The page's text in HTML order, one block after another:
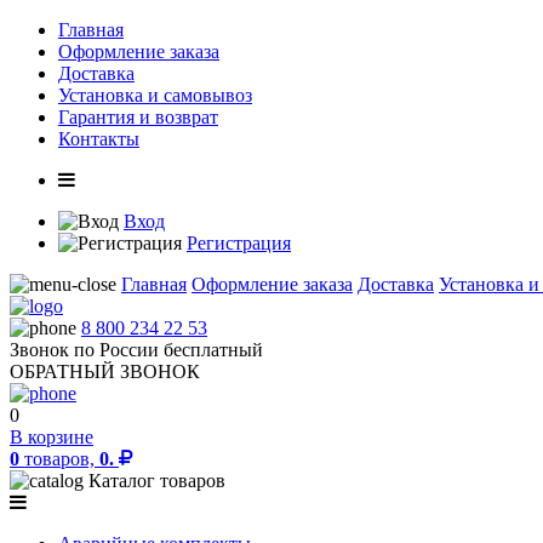
Главная
Оформление заказа
Доставка
Установка и самовывоз
Гарантия и возврат
Контакты
Вход
Регистрация
Главная Оформление заказа Доставка Установка
8 800 234 22 53
Звонок по России бесплатный
ОБРАТНЫЙ ЗВОНОК
0
В корзине
0 товаров, 0.
Каталог товаров